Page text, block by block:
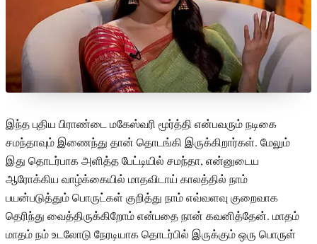
இந்த புதிய பிராண்டை மகேஸ்வரி மூர்த்தி என்பவரும் நடிகை
சமந்தாவும் இணைந்து தான் தொடங்கி இருக்கிறார்கள். மேலும்
இது தொடர்பாக அளித்த பேட்டியில் சமந்தா, என்னுடைய
ஆரோக்கிய வாழ்க்கையில் மாதவிடாய் காலத்தில் நாம்
பயன்படுத்தும் பொருட்கள் குறித்து நாம் எவ்வளவு குறைவாக
தெரிந்து வைத்திருக்கிறோம் என்பதை நான் கவனித்தேன். மாதம்
மாதம் நம் உடலோடு நேரடியாக தொடர்பில் இருக்கும் ஒரு பொருள்